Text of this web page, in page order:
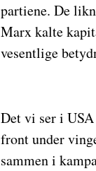
partiene. De
Marx kalte
vesentlige
Det vi ser i
front under
sammen i